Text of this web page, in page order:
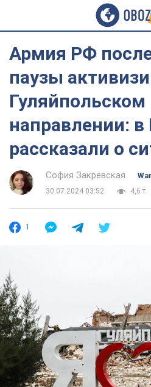
Армия РФ
паузы
Гуляйпольском
направлении:
рассказали о
София Закревская
War
30.07.2024 03:52
4,6 т.
1